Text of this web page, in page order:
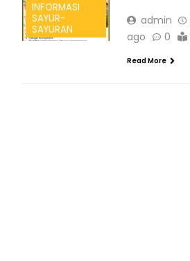
INFORMASI
SAYUR-
SAYURAN
admin
ago
0
Read More